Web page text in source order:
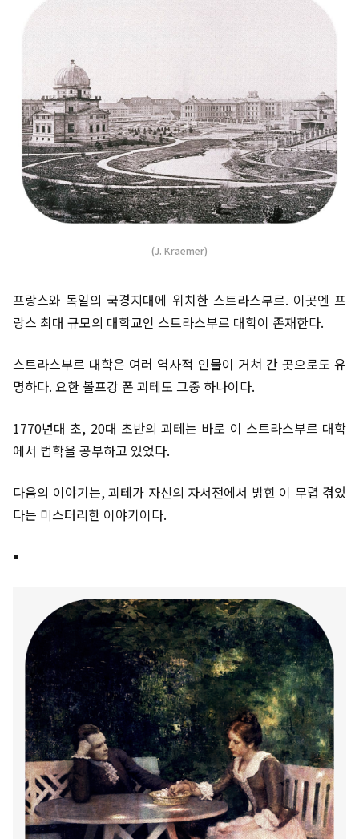
(J. Kraemer)
프랑스와 독일의 국경지대에 위치한 스트라스부르. 이곳엔 프
랑스 최대 규모의 대학교인 스트라스부르 대학이 존재한다.
스트라스부르 대학은 여러 역사적 인물이 거쳐 간 곳으로도 유
명하다. 요한 볼프강 폰 괴테도 그중 하나이다.
1770년대 초, 20대 초반의 괴테는 바로 이 스트라스부르 대학
에서 법학을 공부하고 있었다.
다음의 이야기는, 괴테가 자신의 자서전에서 밝힌 이 무렵 겪었
다는 미스터리한 이야기이다.